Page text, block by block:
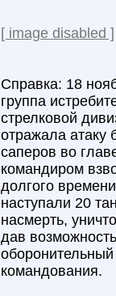
[ image disabled ]
Справка: 18
группа
стрелковой
отражала атаку
саперов во
командиром
долгого
наступали 20
насмерть,
дав
командования.